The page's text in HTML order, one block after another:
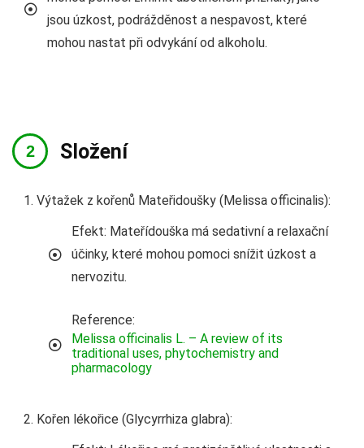
jsou úzkost, podrážděnost a nespavost, které
mohou nastat při odvykání od alkoholu.
Složení
Výtažek z kořenů Mateřidoušky (Melissa officinalis):
Efekt: Mateřídouška má sedativní a relaxační
účinky, které mohou pomoci snížit úzkost a
nervozitu.
Reference:
Melissa officinalis L. – A review of its
traditional uses, phytochemistry and
pharmacology
Kořen lékořice (Glycyrrhiza glabra):